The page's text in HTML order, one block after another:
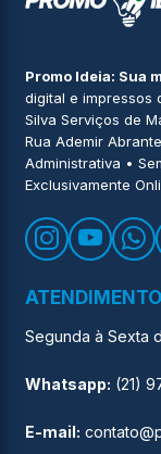
Promo Ideia: Sua
digital e impressos
Silva Serviços de
Rua Ademir
Administrativa •
Exclusivamente
ATENDIMENTO
Segunda à Sexta
Whatsapp: (21)
E-mail: